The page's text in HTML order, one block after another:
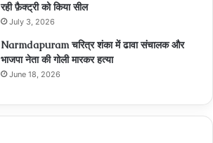
रही फ़ैक्ट्री को किया सील
July 3, 2026
Narmdapuram चरित्र शंका में ढावा संचालक और
भाजपा नेता की गोली मारकर हत्या
June 18, 2026